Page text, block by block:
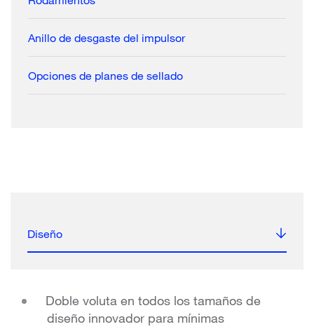
Anillo de desgaste del impulsor
Opciones de planes de sellado
Diseño
Doble voluta en todos los tamaños de
diseño innovador para mínimas